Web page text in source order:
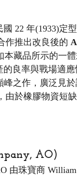
22 年(1933)定
作推出改良後的
藏品所示的一
良率與戰場適應
之作，廣泛見
由於橡膠物資短
AO)
由珠寶商